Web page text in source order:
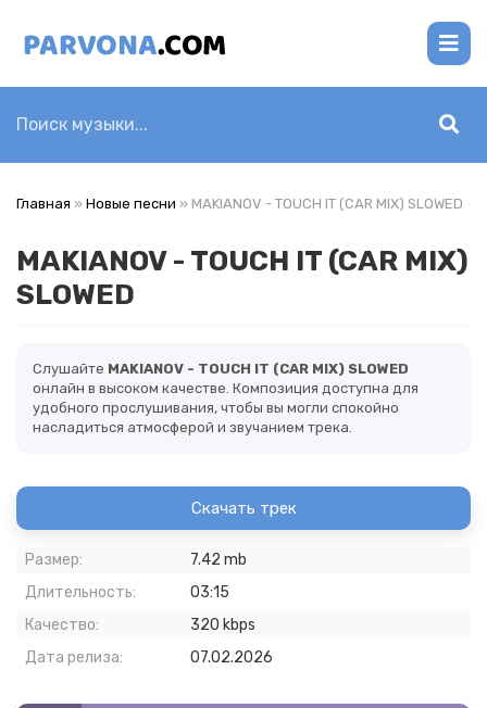
Главная » Новые песни » MAKIANOV - TOUCH IT (CAR MIX) SLOWED
MAKIANOV - TOUCH IT (CAR MIX)
SLOWED
Слушайте MAKIANOV - TOUCH IT (CAR MIX) SLOWED
онлайн в высоком качестве. Композиция доступна для
удобного прослушивания, чтобы вы могли спокойно
насладиться атмосферой и звучанием трека.
Скачать трек
Размер:
7.42 mb
Длительность:
03:15
Качество:
320 kbps
Дата релиза:
07.02.2026